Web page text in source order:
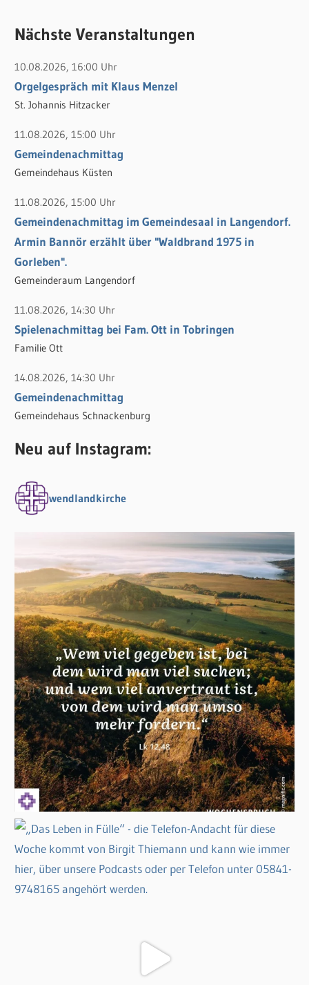
h
n
n
a
c
h
:
Nächste Veranstaltungen
10.08.2026, 16:00 Uhr
Orgelgespräch mit Klaus Menzel
St. Johannis Hitzacker
11.08.2026, 15:00 Uhr
Gemeindenachmittag
Gemeindehaus Küsten
11.08.2026, 15:00 Uhr
Gemeindenachmittag im Gemeindesaal in Langendorf.
Armin Bannör erzählt über "Waldbrand 1975 in
Gorleben".
Gemeinderaum Langendorf
11.08.2026, 14:30 Uhr
Spielenachmittag bei Fam. Ott in Tobringen
Familie Ott
14.08.2026, 14:30 Uhr
Gemeindenachmittag
Gemeindehaus Schnackenburg
Neu auf Instagram:
wendlandkirche